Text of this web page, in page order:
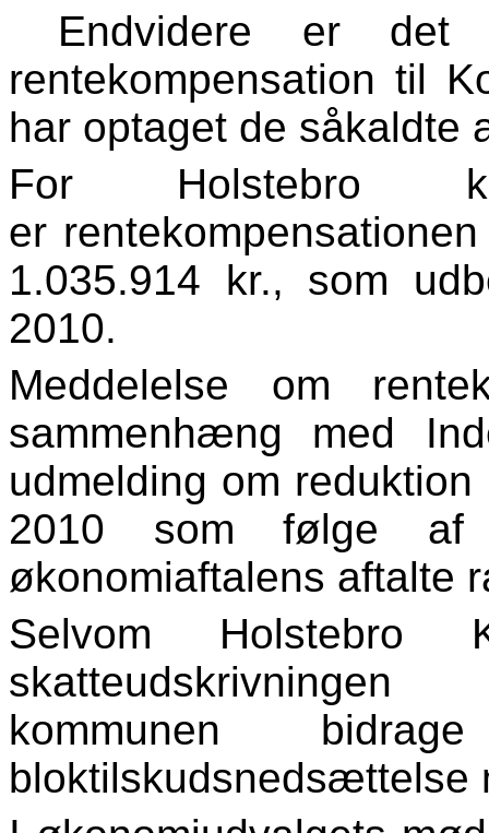
Endvidere er det
rentekompensation til
har optaget de såkaldte
For Holstebro
er
1.035.914 kr., som
2010.
Meddelelse om
sammenhæng med
udmelding om
2010 som følge af
økonomiaftalens aftalte
Selvom Holstebro
kommunen
bloktilskudsnedsættelse